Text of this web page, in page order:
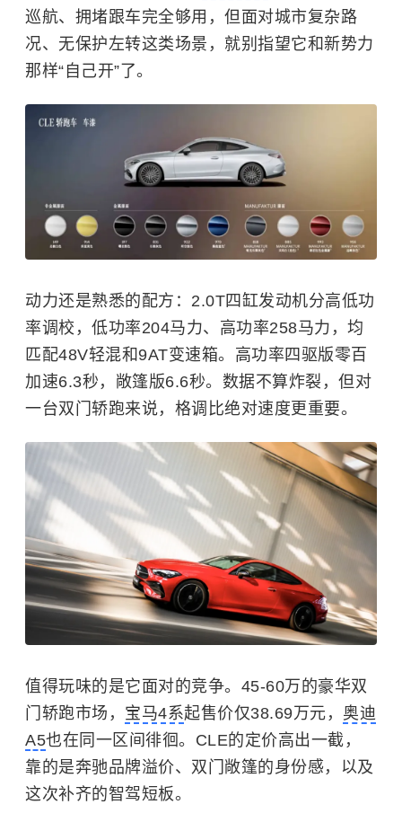
巡航、拥堵跟车完全够用，但面对城市复杂路
况、无保护左转这类场景，就别指望它和新势力
那样“自己开”了。
动力还是熟悉的配方：2.0T四缸发动机分高低功
率调校，低功率204马力、高功率258马力，均
匹配48V轻混和9AT变速箱。高功率四驱版零百
加速6.3秒，敞篷版6.6秒。数据不算炸裂，但对
一台双门轿跑来说，格调比绝对速度更重要。
值得玩味的是它面对的竞争。45-60万的豪华双
门轿跑市场， 宝马4系起售价仅38.69万元， 奥迪
A5也在同一区间徘徊。CLE的定价高出一截，
靠的是奔驰品牌溢价、双门敞篷的身份感，以及
这次补齐的智驾短板。